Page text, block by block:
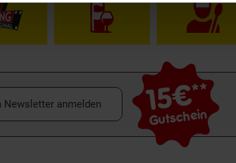
15€**
Gutschein
Newsletter anmelden